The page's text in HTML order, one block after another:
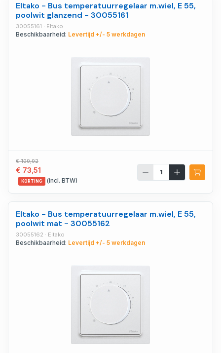
Eltako - Bus temperatuurregelaar m.wiel, E 55,
poolwit glanzend - 30055161
30055161 · Eltako
Beschikbaarheid: Levertijd +/- 5 werkdagen
€ 100,02
€ 73,51
KORTING (incl. BTW)
Eltako - Bus temperatuurregelaar m.wiel, E 55,
poolwit mat - 30055162
30055162 · Eltako
Beschikbaarheid: Levertijd +/- 5 werkdagen